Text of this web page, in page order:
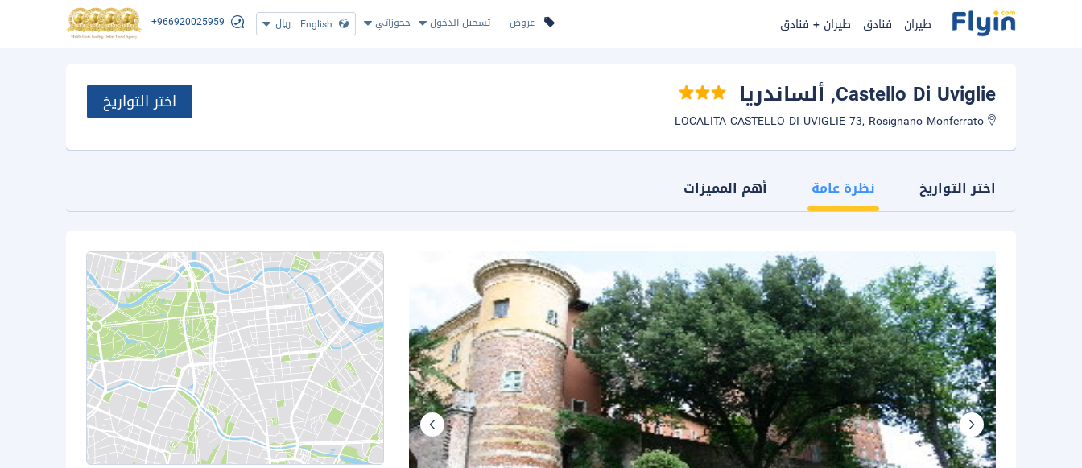
عروض تسجيل الدخول حجوزاتي English
| ريال +966920025959 طيران فنادق طيران + فنادق
Castello Di Uviglie, ألساندريا اختر التواريخ
اختر التواريخ نظرة عامة أهم المميزات